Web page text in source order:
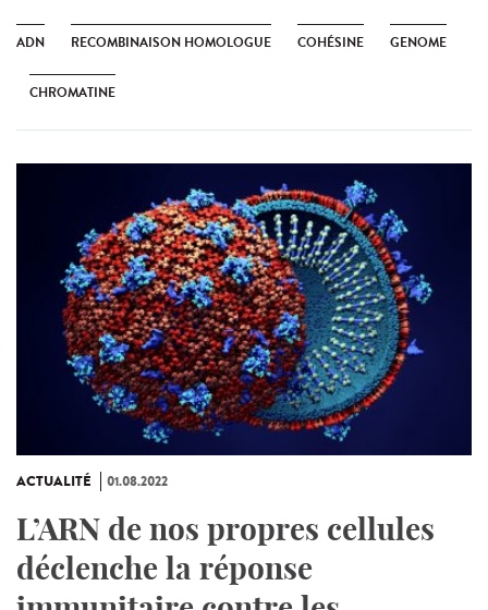
ADN RECOMBINAISON HOMOLOGUE COHÉSINE GENOME
CHROMATINE
ACTUALITÉ 01.08.2022
L’ARN de nos propres cellules
déclenche la réponse